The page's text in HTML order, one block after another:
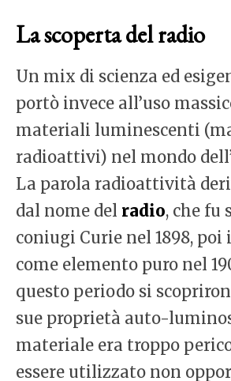
La scoperta del radio
Un mix di scienza ed
portò invece all’uso
materiali luminescenti
radioattivi) nel mondo
La parola radioattività
dal nome del radio, che fu
coniugi Curie nel 1898, poi
come elemento puro nel
questo periodo si
sue proprietà auto-
materiale era troppo
essere utilizzato non